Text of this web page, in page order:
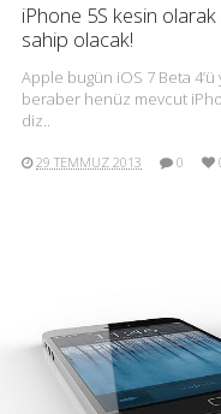
iPhone 5S kesin
sahip olacak!
Apple bugün iOS 7 Beta 4’ü
beraber henüz mevcut
diz..
29 TEMMUZ 2013 0